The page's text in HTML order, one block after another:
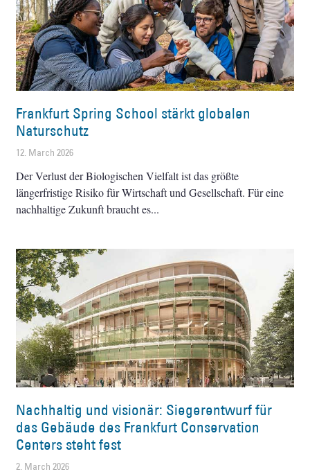
Frankfurt Spring School stärkt globalen
Naturschutz
12. March 2026
Der Verlust der Biologischen Vielfalt ist das größte
längerfristige Risiko für Wirtschaft und Gesellschaft. Für eine
nachhaltige Zukunft braucht es
Nachhaltig und visionär: Siegerentwurf für
das Gebäude des Frankfurt Conservation
Centers steht fest
2. March 2026